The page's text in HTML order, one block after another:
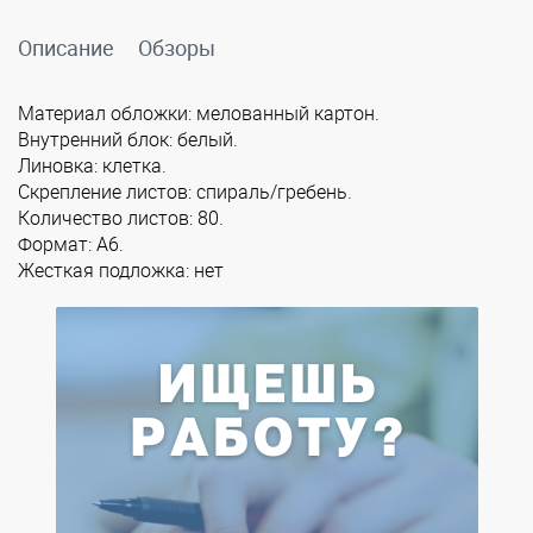
Описание Обзоры
Материал обложки: мелованный картон.
Внутренний блок: белый.
Линовка: клетка.
Скрепление листов: спираль/гребень.
Количество листов: 80.
Формат: А6.
Жесткая подложка: нет